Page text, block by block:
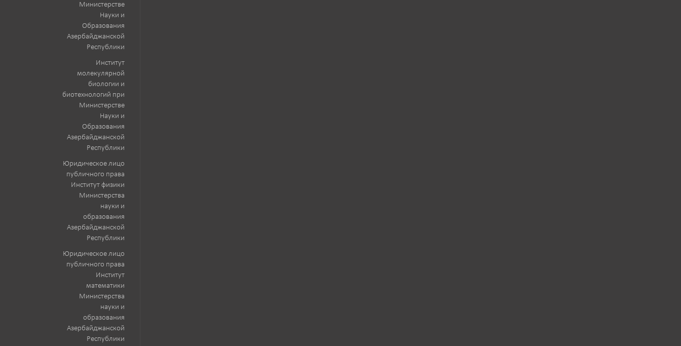
Министерстве
Науки и
Образования
Азербайджанской
Республики
Институт
молекулярной
биологии и
биотехнологий при
Министерстве
Науки и
Образования
Азербайджанской
Республики
Юридическое лицо
публичного права
Институт физики
Министерства
науки и
образования
Азербайджанской
Республики
Юридическое лицо
публичного права
Институт
математики
Министерства
науки и
образования
Азербайджанской
Республики